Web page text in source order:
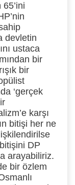
devletin
ustaca
bir
bir
‘gerçek
karşı
bitişi her ne
DP
arayabiliriz.
bir özlem